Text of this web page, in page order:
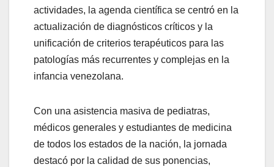
actividades, la agenda científica se centró en la
actualización de diagnósticos críticos y la
unificación de criterios terapéuticos para las
patologías más recurrentes y complejas en la
infancia venezolana.
Con una asistencia masiva de pediatras,
médicos generales y estudiantes de medicina
de todos los estados de la nación, la jornada
destacó por la calidad de sus ponencias,